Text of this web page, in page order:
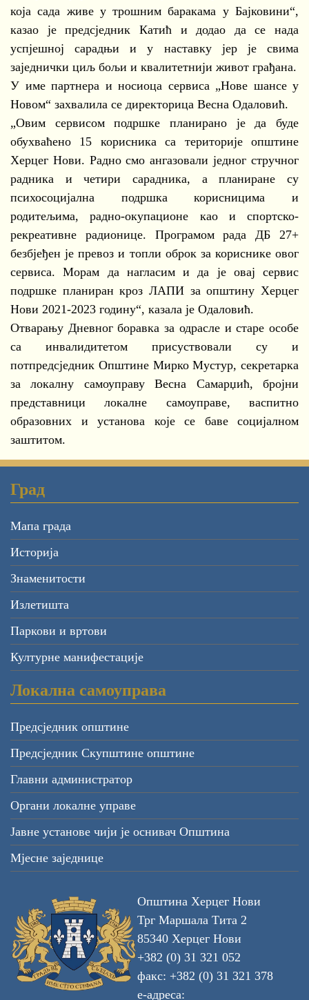
која сада живе у трошним баракама у Бајковини“,
казао је предсједник Катић и додао да се нада
успјешној сарадњи и у наставку јер је свима
заједнички циљ бољи и квалитетнији живот грађана.
У име партнера и носиоца сервиса „Нове шансе у
Новом“ захвалила се директорица Весна Одаловић.
„Овим сервисом подршке планирано је да буде
обухваћено 15 корисника са територије општине
Херцег Нови. Радно смо ангазовали једног стручног
радника и четири сарадника, а планиране су
психосоцијална подршка корисницима и
родитељима, радно-окупационе као и спортско-
рекреативне радионице. Програмом рада ДБ 27+
безбјеђен је превоз и топли оброк за кориснике овог
сервиса. Морам да нагласим и да је овај сервис
подршке планиран кроз ЛАПИ за општину Херцег
Нови 2021-2023 годину“, казала је Одаловић.
Отварању Дневног боравка за одрасле и старе особе
са инвалидитетом присуствовали су и
потпредсједник Општине Мирко Мустур, секретарка
за локалну самоуправу Весна Самарџић, бројни
представници локалне самоуправе, васпитно
образовних и установа које се баве социјалном
заштитом.
Град
Мапа града
Историја
Знаменитости
Излетишта
Паркови и вртови
Културне манифестације
Локална самоуправа
Предсједник општине
Предсједник Скупштине општине
Главни администратор
Органи локалне управе
Јавне установе чији је оснивач Општина
Мјесне заједнице
Општина Херцег Нови
Трг Маршала Тита 2
85340 Херцег Нови
+382 (0) 31 321 052
факс: +382 (0) 31 321 378
е-адреса: